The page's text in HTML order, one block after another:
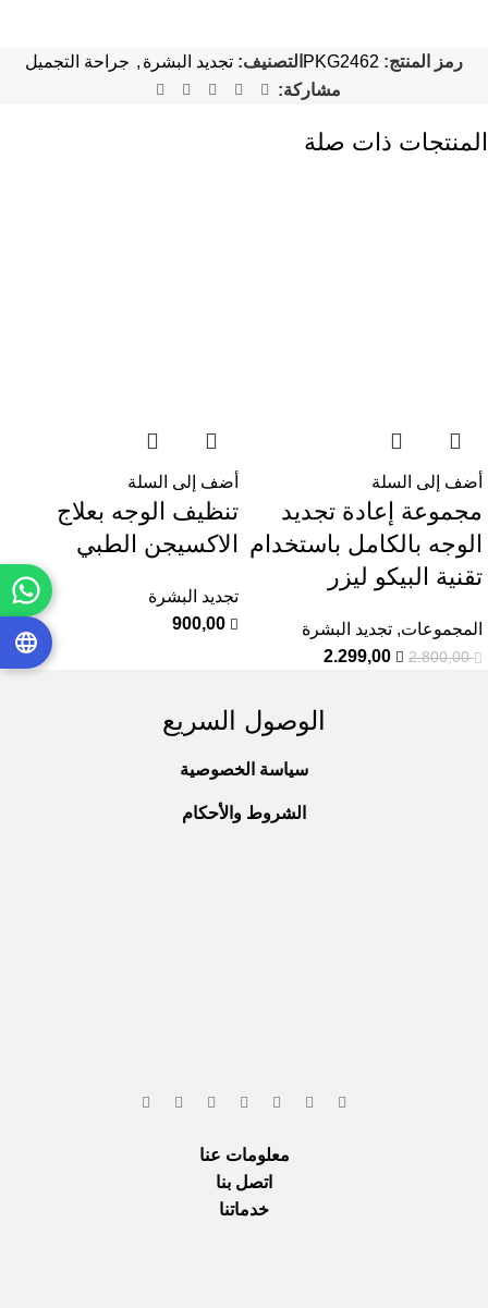
رمز المنتج: PKG2462 التصنيف: تجديد البشرة , جراحة التجميل
مشاركة:
المنتجات ذات صلة
أضف إلى السلة
مجموعة إعادة تجديد
الوجه بالكامل باستخدام
تقنية البيكو ليزر
المجموعات, تجديد البشرة
2.800,00
2.299,00
أضف إلى السلة
تنظيف الوجه بعلاج
الاكسيجن الطبي
تجديد البشرة
900,00
الوصول السريع
سياسة الخصوصية
الشروط والأحكام
معلومات عنا
اتصل بنا
خدماتنا